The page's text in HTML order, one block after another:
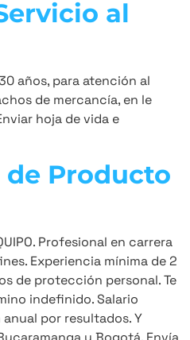
al
años, para atención al
de mercancía, en le
hoja de vida e
de Producto
Profesional en carrera
Experiencia mínima de 2
de protección personal. Te
indefinido. Salario
por resultados. Y